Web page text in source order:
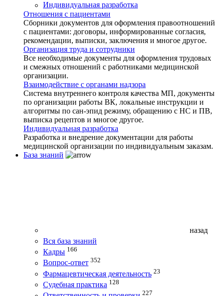
Индивидуальная разработка
Отношения с пациентами
Сборники документов для оформления правоотношений
с пациентами: договоры, информированные согласия,
рекомендации, выписки, заключения и многое другое.
Организация труда и сотрудники
Все необходимые документы для оформления трудовых
и смежных отношений с работниками медицинской
организации.
Взаимодействие с органами надзора
Система внутреннего контроля качества МП, документы
по организации работы ВК, локальные инструкции и
алгоритмы по сан-эпид режиму, обращению с НС и ПВ,
выписка рецептов и многое другое.
Индивидуальная разработка
Разработка и внедрение документации для работы
медицинской организации по индивидуальным заказам.
База знаний
назад
Вся база знаний
Кадры 166
Вопрос-ответ 352
Фармацевтическая деятельность 23
Судебная практика 128
227